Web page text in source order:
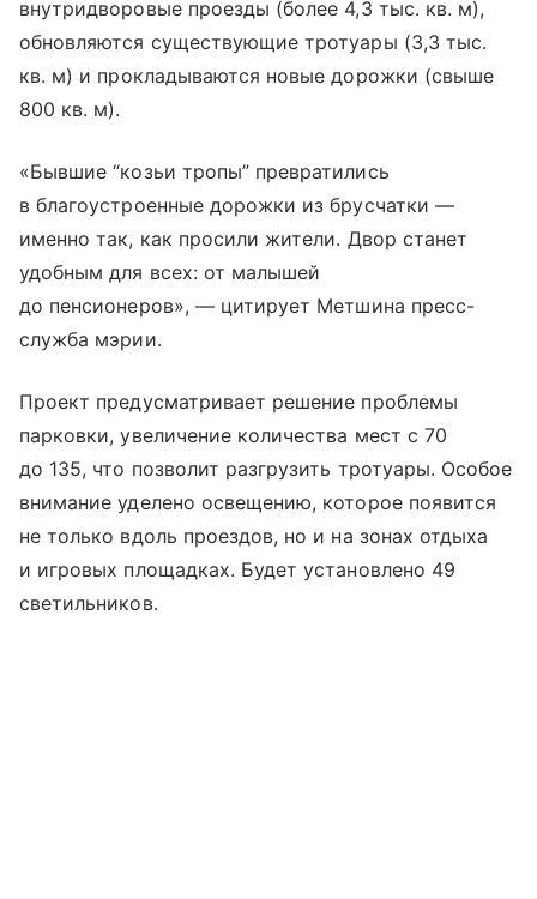
внутридворовые проезды (более 4,3 тыс. кв. м),
обновляются существующие тротуары (3,3 тыс.
кв. м) и прокладываются новые дорожки (свыше
800 кв. м).
«Бывшие “козьи тропы” превратились
в благоустроенные дорожки из брусчатки —
именно так, как просили жители. Двор станет
удобным для всех: от малышей
до пенсионеров», — цитирует Метшина пресс-
служба мэрии.
Проект предусматривает решение проблемы
парковки, увеличение количества мест с 70
до 135, что позволит разгрузить тротуары. Особое
внимание уделено освещению, которое появится
не только вдоль проездов, но и на зонах отдыха
и игровых площадках. Будет установлено 49
светильников.